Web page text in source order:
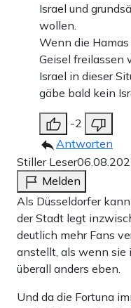
Israel und
wollen.
Wenn die
Geisel freilassen
Israel in dieser
gäbe bald kein
-2
Antworten
Stiller Leser
Melden
Als Düsseldorfer
der Stadt legt
deutlich mehr Fans
anstellt, als wenn sie
überall anders eben.
Und da die Fortuna